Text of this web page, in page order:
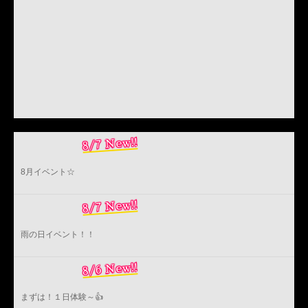
8/7 New!!
8月イベント☆
8/7 New!!
雨の日イベント！！
8/6 New!!
まずは！１日体験～👍